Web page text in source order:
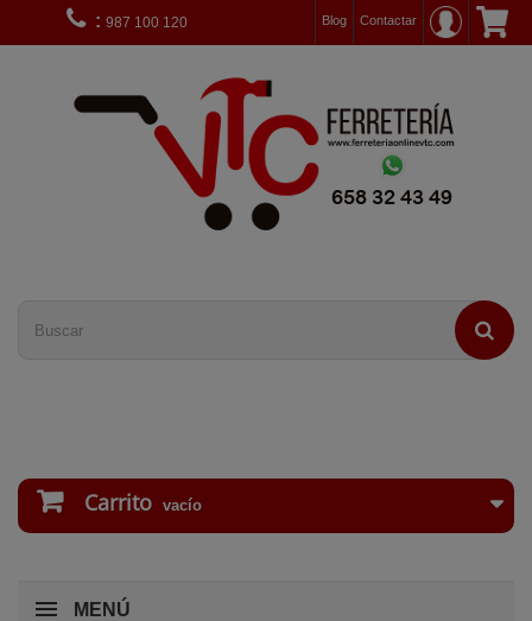
Contactar
: 987 100 120 Blog
Carrito vacío
MENÚ